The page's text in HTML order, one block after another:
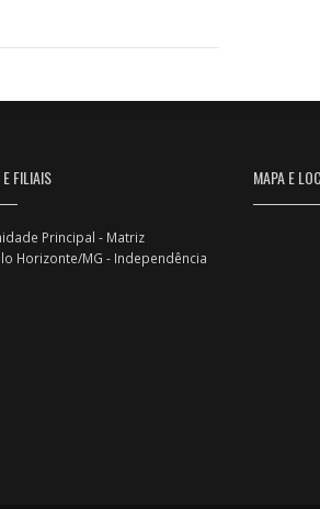
FILIAIS
Principal - Matriz
Horizonte/MG - Independência
MAPA E